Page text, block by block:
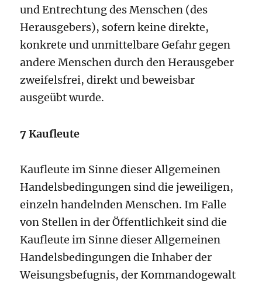
und Entrechtung des Menschen (des
Herausgebers), sofern keine direkte,
konkrete und unmittelbare Gefahr gegen
andere Menschen durch den Herausgeber
zweifelsfrei, direkt und beweisbar
ausgeübt wurde.
7 Kaufleute
Kaufleute im Sinne dieser Allgemeinen
Handelsbedingungen sind die jeweiligen,
einzeln handelnden Menschen. Im Falle
von Stellen in der Öffentlichkeit sind die
Kaufleute im Sinne dieser Allgemeinen
Handelsbedingungen die Inhaber der
Weisungsbefugnis, der Kommandogewalt